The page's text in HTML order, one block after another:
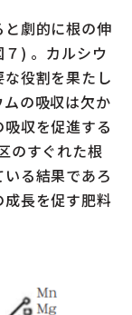
劇的に根の伸
) 。カルシウ
役割を果たし
の吸収は欠か
収を促進する
のすぐれた根
る結果であろ
長を促す肥料